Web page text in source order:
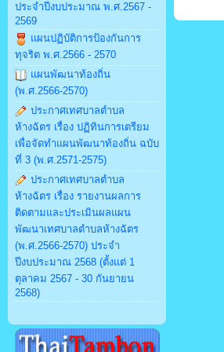
ประจำปีงบประมาณ พ.ศ.2567 -
2569
แผนปฏิบัติการป้องกันการ
ทุจริต พ.ศ.2566 - 2570
แผนพัฒนาท้องถิ่น
(พ.ศ.2566-2570)
ประกาศเทศบาลตำบล
ห้างฉัตร เรื่อง ปฏิทินการเตรียม
เพื่อจัดทำแผนพัฒนาท้องถิ่น ฉบับ
ที่ 3 (พ.ศ.2571-2575)
ประกาศเทศบาลตำบล
ห้างฉัตร เรื่อง รายงานผลการ
ติดตามและประเมินผลแผน
พัฒนาเทศบาลตำบลห้างฉัตร
(พ.ศ.2566-2570) ประจำ
ปีงบประมาณ 2568 (ตั้งแต่ 1
ตุลาคม 2567 - 30 กันยายน
2568)